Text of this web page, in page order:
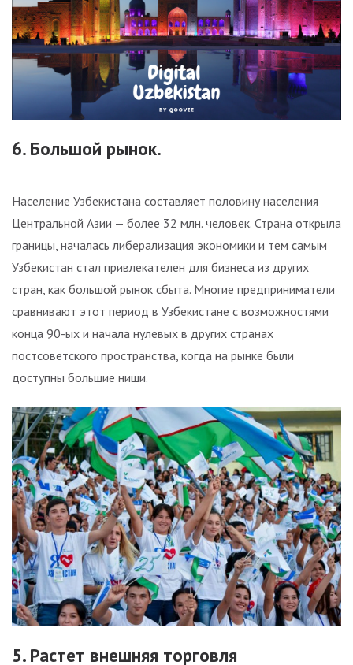
6. Большой рынок.
Население Узбекистана составляет половину населения
Центральной Азии — более 32 млн. человек. Страна открыла
границы, началась либерализация экономики и тем самым
Узбекистан стал привлекателен для бизнеса из других
стран, как большой рынок сбыта. Многие предприниматели
сравнивают этот период в Узбекистане с возможностями
конца 90-ых и начала нулевых в других странах
постсоветского пространства, когда на рынке были
доступны большие ниши.
5. Растет внешняя торговля